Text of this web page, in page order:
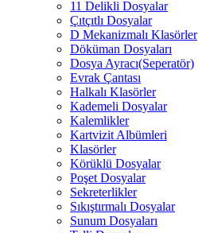
11 Delikli Dosyalar
Çıtçıtlı Dosyalar
D Mekanizmalı Klasörler
Döküman Dosyaları
Dosya Ayracı(Seperatör)
Evrak Çantası
Halkalı Klasörler
Kademeli Dosyalar
Kalemlikler
Kartvizit Albümleri
Klasörler
Körüklü Dosyalar
Poşet Dosyalar
Sekreterlikler
Sıkıştırmalı Dosyalar
Sunum Dosyaları